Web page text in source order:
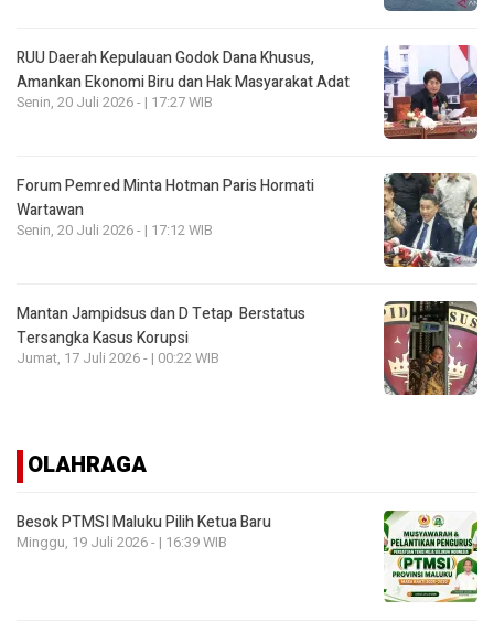
RUU Daerah Kepulauan Godok Dana Khusus,
Amankan Ekonomi Biru dan Hak Masyarakat Adat
Senin, 20 Juli 2026 - | 17:27 WIB
Forum Pemred Minta Hotman Paris Hormati
Wartawan
Senin, 20 Juli 2026 - | 17:12 WIB
Mantan Jampidsus dan D Tetap Berstatus
Tersangka Kasus Korupsi
Jumat, 17 Juli 2026 - | 00:22 WIB
OLAHRAGA
Besok PTMSI Maluku Pilih Ketua Baru
Minggu, 19 Juli 2026 - | 16:39 WIB